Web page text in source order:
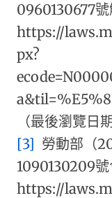
0960130677號
https://
px?
（最後瀏覽日
[3] 勞動部（
1090130209號
https://